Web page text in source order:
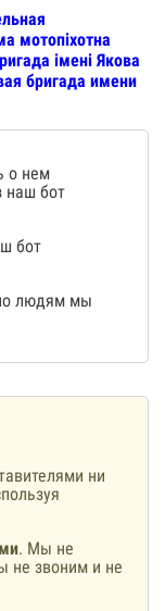
мотопіхотна
імені Якова
бригада имени
о нем
наш бот
бот
людям мы
ни
. Мы не
не звоним и не